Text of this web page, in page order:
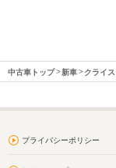
中古車トップ 新車 クライス
プライバシーポリシー